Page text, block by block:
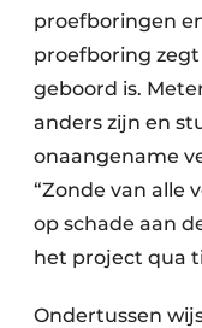
proefboringen
proefboring zegt
geboord is.
anders zijn en
onaangename
“Zonde van alle
op schade aan
het project qua
Ondertussen